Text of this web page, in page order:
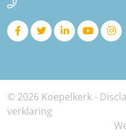
© 2026 Koepelkerk -
verklaring